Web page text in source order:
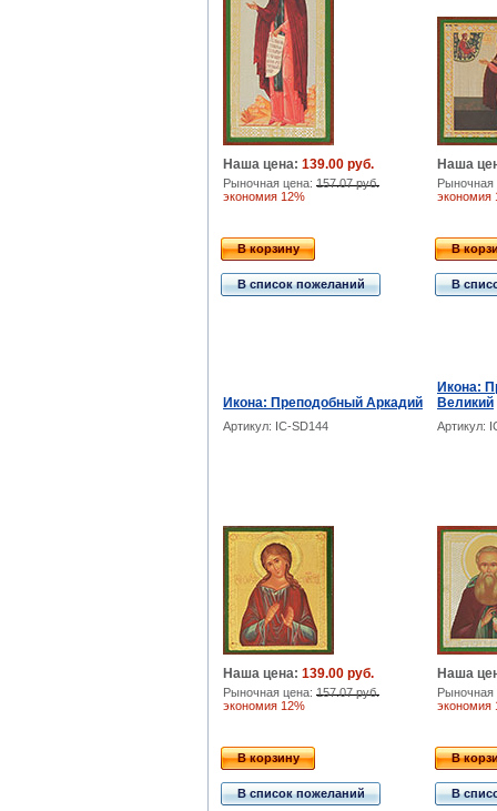
Наша цена: 139.00 руб.
Рыночная цена: 157.07 руб.
экономия 12%
Наша
экономия
В корзину
В список пожеланий
В
В
Икона: Преподобный Аркадий
Икона:
Великий
Артикул: IC-SD144 Артикул:
Наша цена: 139.00 руб.
Рыночная цена: 157.07 руб.
экономия 12%
Наша
экономия
В корзину
В список пожеланий
В
В